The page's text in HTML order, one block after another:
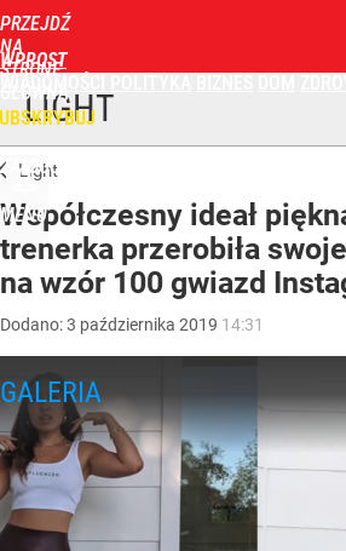
PRZEJDŹ
NA
STRONĘ
GŁÓWNĄ
WPROST
ZALOGUJ
MENU
LIGHT
Light
Współczesny ideał
trenerka przerobiła
na wzór 100 gwiazd
Dodano:3 października 2019 14:31